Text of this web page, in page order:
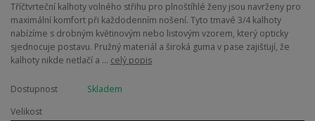
Tříčtvrteční kalhoty volného střihu pro plnoštíhlé ženy jsou navrženy pro
maximální komfort při každodenním nošení. Tyto tmavé 3/4 kalhoty
nabízíme s drobným květinovým nebo listovým vzorem, který opticky
sjednocuje postavu. Pružný materiál a široká guma v pase zajišťují, že
kalhoty nikde netlačí a ... celý popis
Dostupnost
Skladem
Velikost